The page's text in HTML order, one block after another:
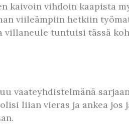
kaivoin vihdoin kaapista
viileämpiin hetkiin
villaneule tuntuisi tässä
vaateyhdistelmänä
liian vieras ja ankea